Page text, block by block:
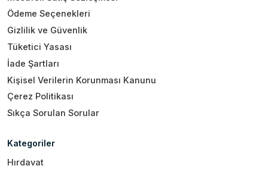
Ödeme Seçenekleri
Gizlilik ve Güvenlik
Tüketici Yasası
İade Şartları
Kişisel Verilerin Korunması Kanunu
Çerez Politikası
Sıkça Sorulan Sorular
Kategoriler
Hırdavat